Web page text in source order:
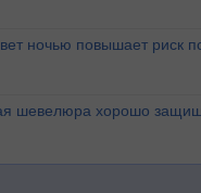
ночью повышает риск
шевелюра хорошо